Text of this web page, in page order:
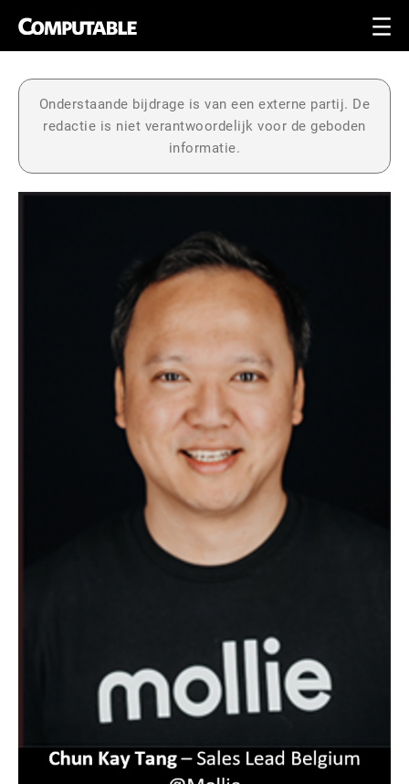
Onderstaande bijdrage is van een externe partij. De
redactie is niet verantwoordelijk voor de geboden
informatie.